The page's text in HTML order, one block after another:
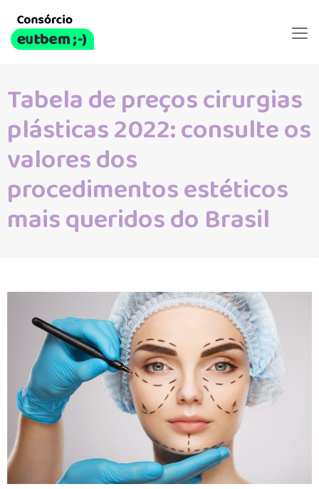
Tabela de preços cirurgias
plásticas 2022: consulte os
valores dos
procedimentos estéticos
mais queridos do Brasil